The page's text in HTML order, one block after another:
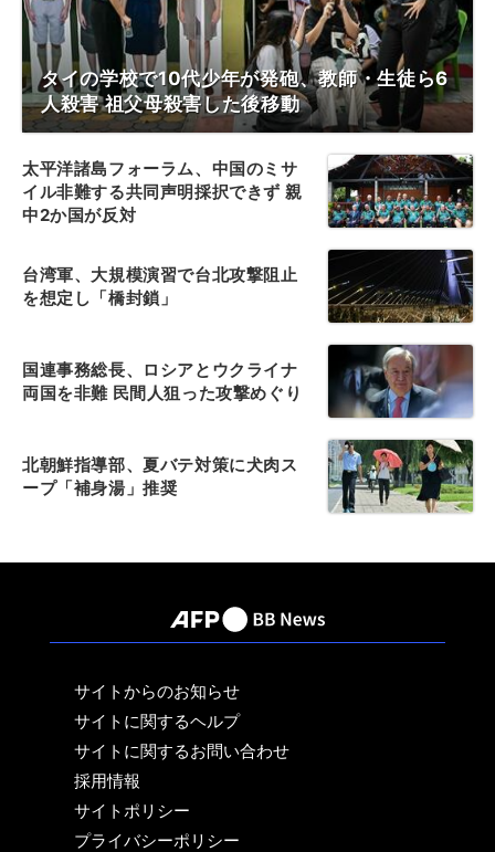
タイの学校で10代少年が発砲、教師・生徒ら6
人殺害 祖父母殺害した後移動
太平洋諸島フォーラム、中国のミサ
イル非難する共同声明採択できず 親
中2か国が反対
台湾軍、大規模演習で台北攻撃阻止
を想定し「橋封鎖」
国連事務総長、ロシアとウクライナ
両国を非難 民間人狙った攻撃めぐり
北朝鮮指導部、夏バテ対策に犬肉ス
ープ「補身湯」推奨
サイトからのお知らせ
サイトに関するヘルプ
サイトに関するお問い合わせ
採用情報
サイトポリシー
プライバシーポリシー